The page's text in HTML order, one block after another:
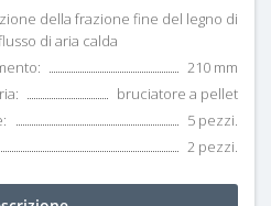
della frazione fine del legno di
di aria calda
210 mm
bruciatore a pellet
5 pezzi.
2 pezzi.